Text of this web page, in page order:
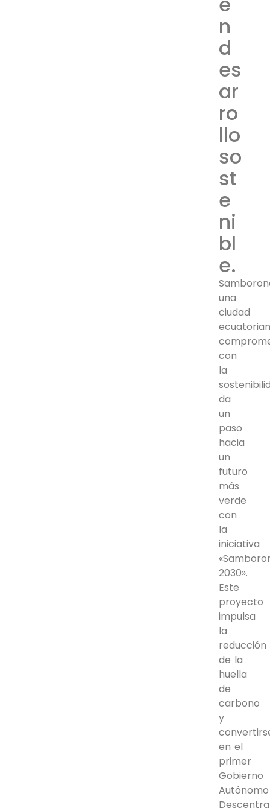
n
d
es
ar
ro
llo
so
st
e
ni
bl
e.
una
ciudad
con
la
da
un
paso
hacia
un
futuro
más
verde
con
la
iniciativa
2030».
Este
proyecto
impulsa
la
reducción
de la
huella
de
carbono
y
en el
primer
Gobierno
Autónomo